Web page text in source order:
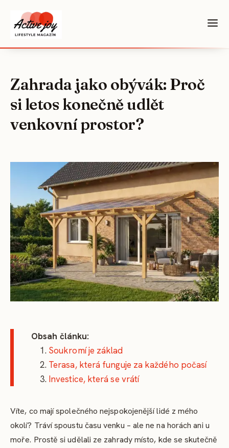
Zahrada jako obývák: Proč
si letos konečně udlět
venkovní prostor?
Obsah článku:
Soukromí je základ
Terasa, která funguje za každého počasí
Investice, která se vrátí
Víte, co mají společného nejspokojenější lidé z mého
okolí? Tráví spoustu času venku – ale ne na horách ani u
moře. Prostě si udělali ze zahrady místo, kde se skutečně